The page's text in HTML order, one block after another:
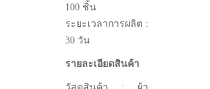
100 ชิ้น
ระยะเวลาการผลิต :
30 วัน
รายละเอียดสินค้า